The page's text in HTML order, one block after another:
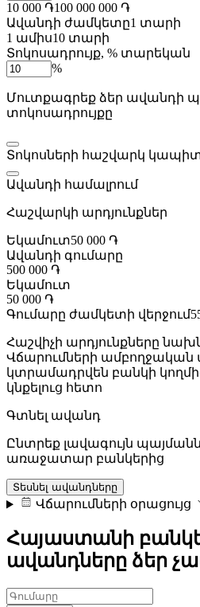
10 000 ֏100 000 000 ֏
Ավանդի ժամկետը1 տարի
1 ամիս10 տարի
Տոկոսադրույք, % տարեկան
%
Մուտքագրեք ձեր ավանդի
տոկոսադրույքը
Տոկոսների հաշվարկ
Ավանդի համալրում
Հաշվարկի արդյունքներ
Եկամուտ50 000 ֏
Ավանդի գումարը
500 000 ֏
Եկամուտ
50 000 ֏
Գումարը ժամկետի վերջում
Հաշվիչի արդյունքները
Վճարումների ամբողջական
կտրամադրվեն բանկի
կնքելուց հետո
Գտնել ավանդ
Ընտրեք լավագույն
առաջատար բանկերից
Տեսնել ավանդները
Վճարումների օրացույց
Հայաստանի
ավանդները ձեր